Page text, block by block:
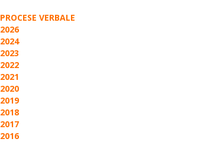
PROCESE VERBALE
2026
2024
2023
2022
2021
2020
2019
2018
2017
2016